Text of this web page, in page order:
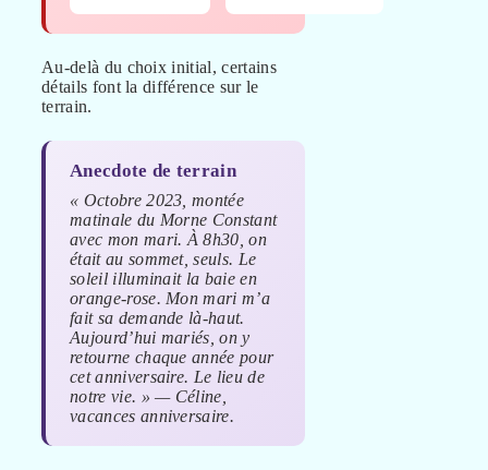
Au-delà du choix initial, certains
détails font la différence sur le
terrain.
Anecdote de terrain
« Octobre 2023, montée
matinale du Morne Constant
avec mon mari. À 8h30, on
était au sommet, seuls. Le
soleil illuminait la baie en
orange-rose. Mon mari m’a
fait sa demande là-haut.
Aujourd’hui mariés, on y
retourne chaque année pour
cet anniversaire. Le lieu de
notre vie. » — Céline,
vacances anniversaire.